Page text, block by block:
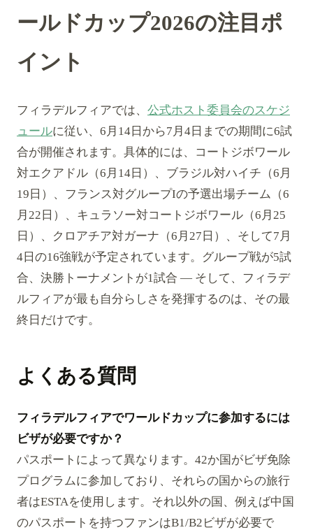
ールドカップ2026の注目ポ
イント
フィラデルフィアでは、 公式ホスト委員会のスケジ
ュールに従い、6月14日から7月4日までの期間に6試
合が開催されます。具体的には、コートジボワール
対エクアドル（6月14日）、ブラジル対ハイチ（6月
19日）、フランス対グループIの予選出場チーム（6
月22日）、キュラソー対コートジボワール（6月25
日）、クロアチア対ガーナ（6月27日）、そして7月
4日の16強戦が予定されています。グループ戦が5試
合、決勝トーナメントが1試合 — そして、フィラデ
ルフィアが最も自分らしさを発揮するのは、その最
終日だけです。
よくある質問
フィラデルフィアでワールドカップに参加するには
ビザが必要ですか？
パスポートによって異なります。42か国がビザ免除
プログラムに参加しており、それらの国からの旅行
者はESTAを使用します。それ以外の国、例えば中国
のパスポートを持つファンはB1/B2ビザが必要で